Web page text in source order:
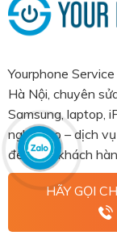
Yourphone
Hà Nội, chuyên
Samsung, laptop,
nghề cao – dịch
đến cho khách
HÃY GỌI